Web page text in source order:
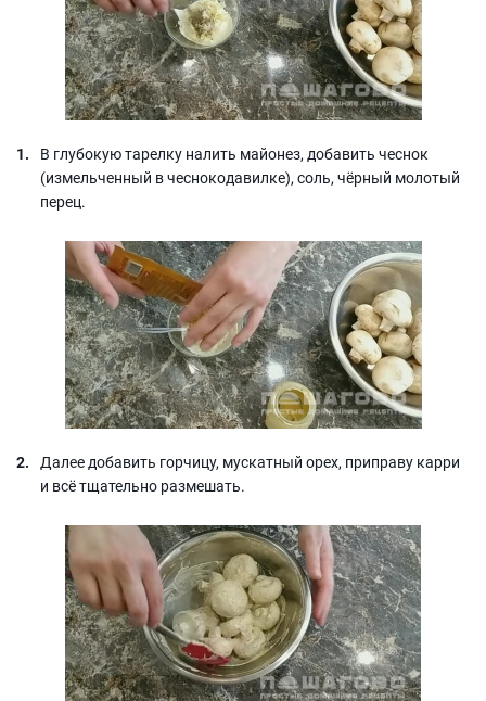
В глубокую тарелку налить майонез, добавить чеснок
(измельченный в чеснокодавилке), соль, чёрный молотый
перец.
Далее добавить горчицу, мускатный орех, приправу карри
и всё тщательно размешать.